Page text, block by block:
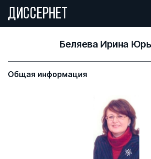
ДИССЕРНЕТ
Беляева Ирина
Общая информация